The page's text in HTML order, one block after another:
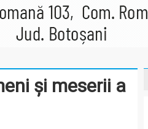
şi meserii a